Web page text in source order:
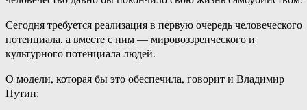
Сегодня требуется реализация в первую очередь человеческого
потенциала, а вместе с ним — мировоззренческого и
культурного потенциала людей.
О модели, которая бы это обеспечила, говорит и Владимир
Путин: